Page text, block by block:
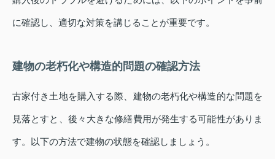
に確認し、適切な対策を講じることが重要です。
建物の老朽化や構造的問題の確認方法
古家付き土地を購入する際、建物の老朽化や構造的な問題を
見落とすと、後々大きな修繕費用が発生する可能性がありま
す。以下の方法で建物の状態を確認しましょう。